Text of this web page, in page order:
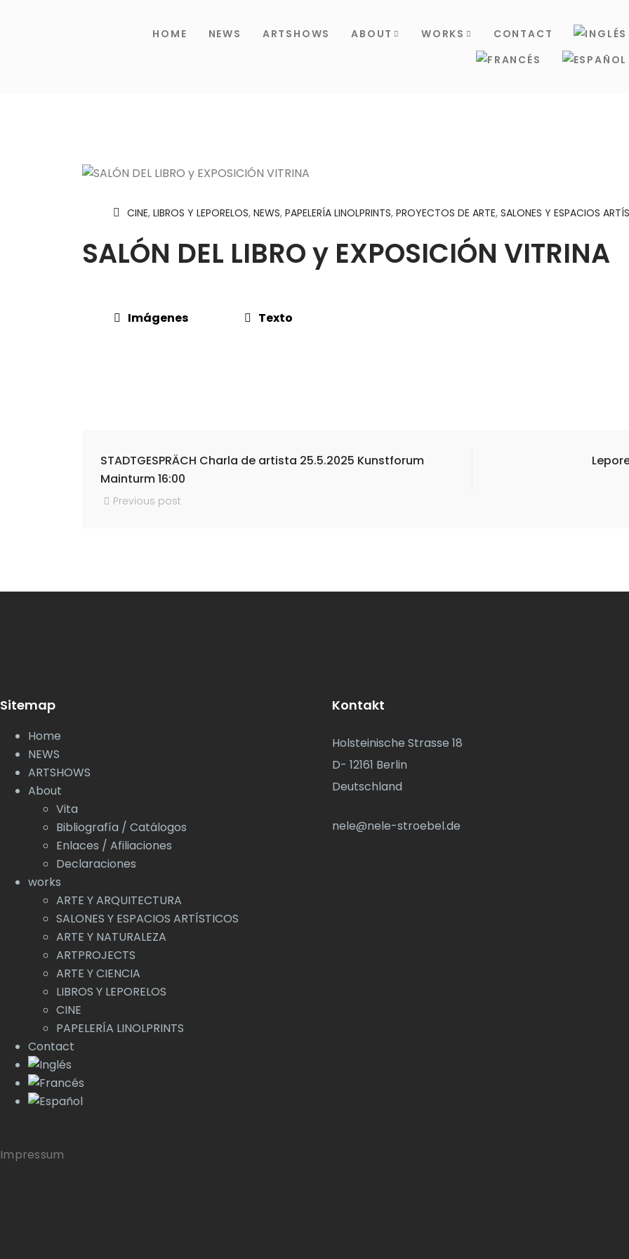
HOME NEWS ARTSHOWS ABOUT WORKS CONTACT
CINE, LIBROS Y LEPORELOS, NEWS, PAPELERÍA LINOLPRINTS, PROYECTOS DE ARTE, SALONES Y ESPACIOS
SALÓN DEL LIBRO y EXPOSICIÓN VITRINA
Imágenes Texto
STADTGESPRÄCH Charla de artista 25.5.2025 Kunstforum
Mainturm 16:00
Previous post
Sitemap
Home
NEWS
ARTSHOWS
About
Vita
Bibliografía / Catálogos
Enlaces / Afiliaciones
Declaraciones
works
ARTE Y ARQUITECTURA
SALONES Y ESPACIOS ARTÍSTICOS
ARTE Y NATURALEZA
ARTPROJECTS
ARTE Y CIENCIA
LIBROS Y LEPORELOS
CINE
PAPELERÍA LINOLPRINTS
Contact
Kontakt
Holsteinische Strasse 18
D- 12161 Berlin
Deutschland
nele@nele-stroebel.de
Impressum